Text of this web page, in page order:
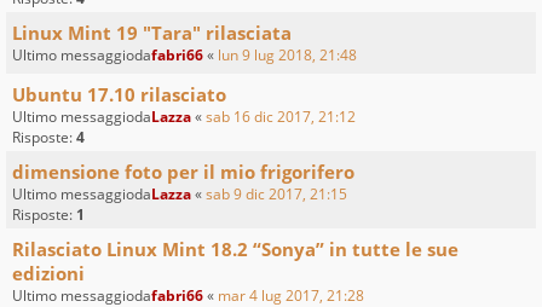
Linux Mint 19 "Tara" rilasciata
Ultimo messaggiodafabri66« lun 9 lug 2018, 21:48
Ubuntu 17.10 rilasciato
Ultimo messaggiodaLazza«sab 16 dic 2017, 21:12
Risposte:4
dimensione foto per il mio frigorifero
Ultimo messaggiodaLazza«sab 9 dic 2017, 21:15
Risposte: 1
Rilasciato Linux Mint 18.2 “Sonya” in tutte le sue
edizioni
Ultimo messaggiodafabri66« mar 4 lug 2017, 21:28